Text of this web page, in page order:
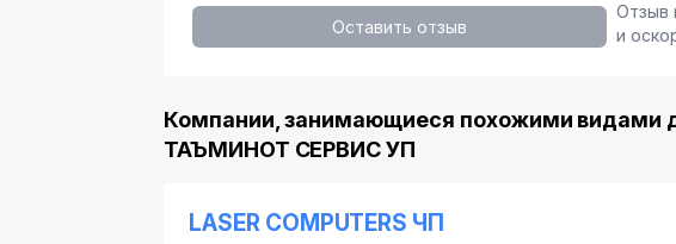
Оставить отзыв
Отзыв
и
Компании, занимающиеся похожими видами
ТАЪМИНОТ СЕРВИС УП
LASER COMPUTERS ЧП